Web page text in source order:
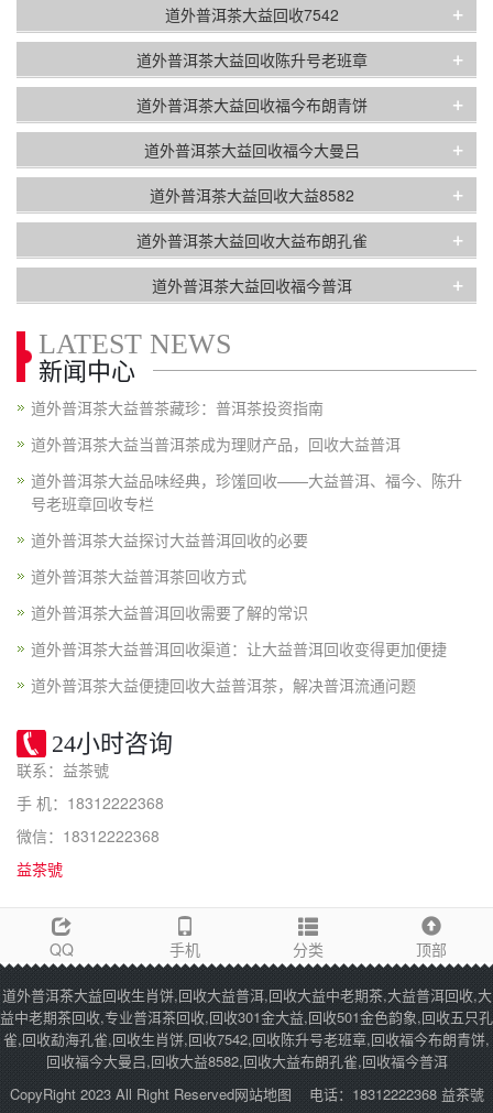
道外普洱茶大益回收7542 +
道外普洱茶大益回收陈升号老班章 +
道外普洱茶大益回收福今布朗青饼 +
道外普洱茶大益回收福今大曼吕 +
道外普洱茶大益回收大益8582 +
道外普洱茶大益回收大益布朗孔雀 +
道外普洱茶大益回收福今普洱 +
LATEST NEWS
新闻中心
道外普洱茶大益普茶藏珍：普洱茶投资指南
道外普洱茶大益当普洱茶成为理财产品，回收大益普洱
道外普洱茶大益品味经典，珍馐回收——大益普洱、福今、陈升
号老班章回收专栏
道外普洱茶大益探讨大益普洱回收的必要
道外普洱茶大益普洱茶回收方式
道外普洱茶大益普洱回收需要了解的常识
道外普洱茶大益普洱回收渠道：让大益普洱回收变得更加便捷
道外普洱茶大益便捷回收大益普洱茶，解决普洱流通问题
24小时咨询
联系：益茶號
手 机：18312222368
微信：18312222368
益茶號
QQ 手机 分类 顶部
道外普洱茶大益回收生肖饼,回收大益普洱,回收大益中老期茶,大益普洱回收,大
益中老期茶回收,专业普洱茶回收,回收301金大益,回收501金色韵象,回收五只孔
雀,回收勐海孔雀,回收生肖饼,回收7542,回收陈升号老班章,回收福今布朗青饼,
回收福今大曼吕,回收大益8582,回收大益布朗孔雀,回收福今普洱
CopyRight 2023 All Right Reserved网站地图 电话：18312222368 益茶號